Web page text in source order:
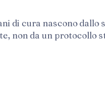
di cura nascono dallo
non da un protocollo